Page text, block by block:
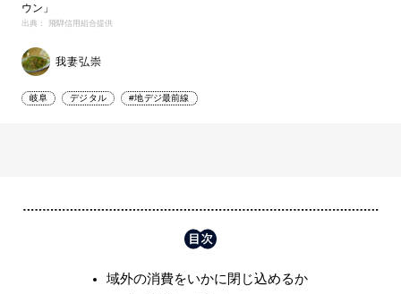
ウン」
出典： 飛騨信用組合提供
我妻弘崇
岐阜 デジタル #地デジ最前線
域外の消費をいかに閉じ込めるか